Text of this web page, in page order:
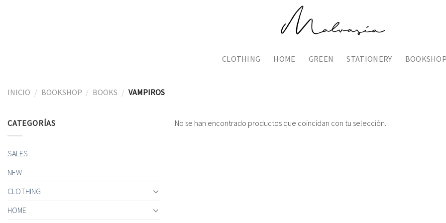
CLOTHING HOME GREEN STATIONERY
INICIO / BOOKSHOP / BOOKS / VAMPIROS
CATEGORÍAS
SALES
NEW
CLOTHING
HOME
No se han encontrado productos que coincidan con tu selección.